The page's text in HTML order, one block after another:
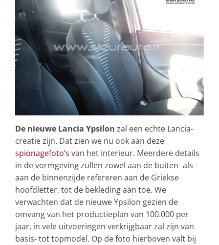
De nieuwe Lancia Ypsilon zal een echte Lancia-
creatie zijn. Dat zien we nu ook aan deze
spionagefoto’s van het interieur. Meerdere details
in de vormgeving zullen zowel aan de buiten- als
aan de binnenzijde refereren aan de Griekse
hoofdletter, tot de bekleding aan toe. We
verwachten dat de nieuwe Ypsilon gezien de
omvang van het productieplan van 100.000 per
jaar, in vele uitvoeringen verkrijgbaar zal zijn van
basis- tot topmodel. Op de foto hierboven valt bij